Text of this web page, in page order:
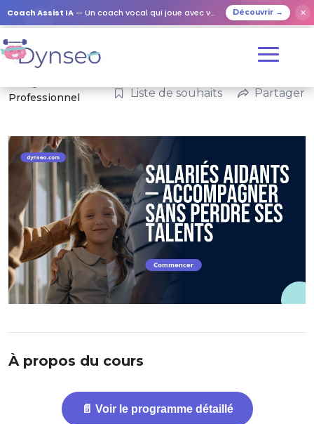
Coach Assist IA — Un coach vocal qui joue avec vos proches Découvrir → ✕
Professionnel
Liste de souhaits Partager
À propos du cours
📄 Voir le programme détaillé